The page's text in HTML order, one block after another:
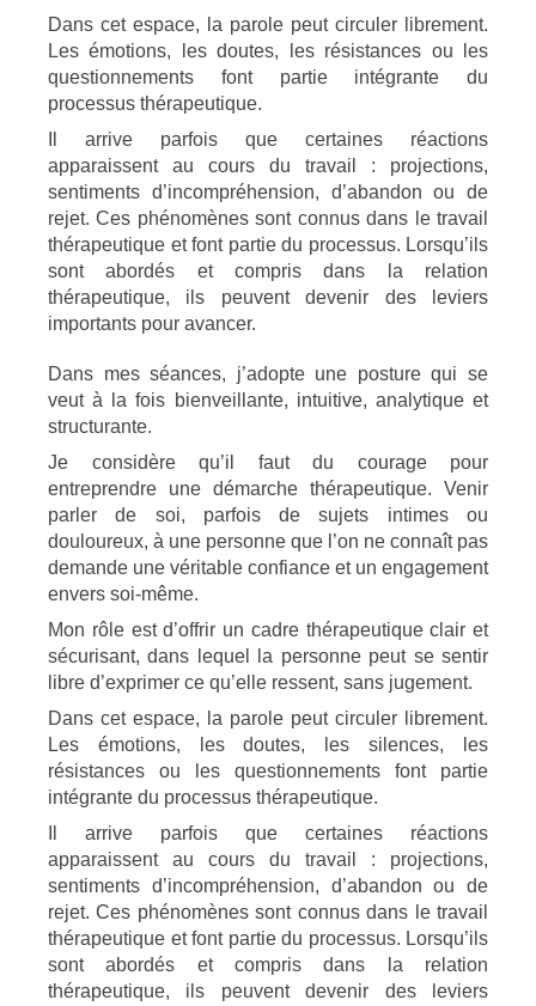
Dans cet espace, la parole peut circuler librement.
Les émotions, les doutes, les résistances ou les
questionnements font partie intégrante du
processus thérapeutique.
Il arrive parfois que certaines réactions
apparaissent au cours du travail : projections,
sentiments d’incompréhension, d’abandon ou de
rejet. Ces phénomènes sont connus dans le travail
thérapeutique et font partie du processus. Lorsqu’ils
sont abordés et compris dans la relation
thérapeutique, ils peuvent devenir des leviers
importants pour avancer.
Dans mes séances, j’adopte une posture qui se
veut à la fois bienveillante, intuitive, analytique et
structurante.
Je considère qu’il faut du courage pour
entreprendre une démarche thérapeutique. Venir
parler de soi, parfois de sujets intimes ou
douloureux, à une personne que l’on ne connaît pas
demande une véritable confiance et un engagement
envers soi-même.
Mon rôle est d’offrir un cadre thérapeutique clair et
sécurisant, dans lequel la personne peut se sentir
libre d’exprimer ce qu’elle ressent, sans jugement.
Dans cet espace, la parole peut circuler librement.
Les émotions, les doutes, les silences, les
résistances ou les questionnements font partie
intégrante du processus thérapeutique.
Il arrive parfois que certaines réactions
apparaissent au cours du travail : projections,
sentiments d’incompréhension, d’abandon ou de
rejet. Ces phénomènes sont connus dans le travail
thérapeutique et font partie du processus. Lorsqu’ils
sont abordés et compris dans la relation
thérapeutique, ils peuvent devenir des leviers